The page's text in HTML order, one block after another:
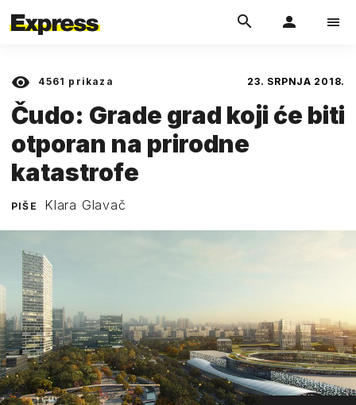
4561 prikaza 23. SRPNJA 2018.
Čudo: Grade grad koji će biti
otporan na prirodne
katastrofe
PIŠE Klara Glavač